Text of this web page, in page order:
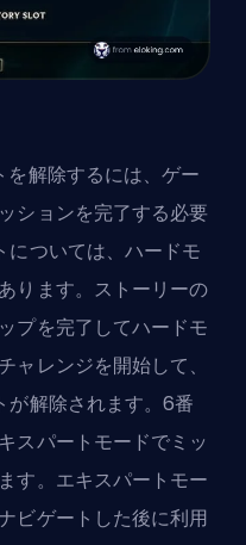
解除するには、ゲー
ションを完了する必要
ついては、ハードモ
ります。ストーリーの
プを完了してハードモ
ャレンジを開始して、
が解除されます。6番
スパートモードでミッ
す。エキスパートモー
ビゲートした後に利用